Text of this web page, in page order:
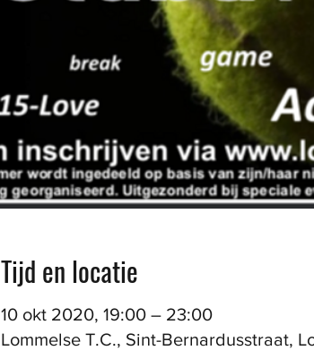
Tijd en locatie
10 okt 2020, 19:00 – 23:00
Lommelse T.C., Sint-Bernardusstraat,